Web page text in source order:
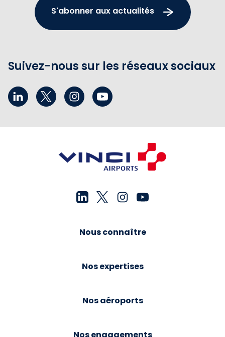
S'abonner aux actualités
Suivez-nous sur les réseaux sociaux
Nous connaître
Nos expertises
Nos aéroports
Nos engagements